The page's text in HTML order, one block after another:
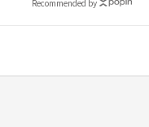
Recommended by